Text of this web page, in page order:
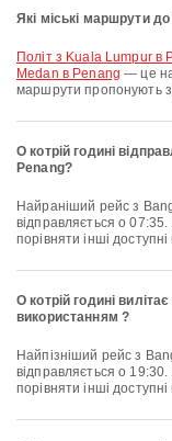
Які міські маршрути
політ з Kuala Lumpur в
Medan в Penang — це
маршрути пропонують
О котрій годині
Penang?
Найраніший рейс з Bangkok до Penang авіакомпанії Thai Lion Air
відправляється о
порівняти інші
О котрій годині
використанням ?
Найпізніший рейс з Bangkok до Penang авіакомпанії Thai Airways
відправляється о
порівняти інші